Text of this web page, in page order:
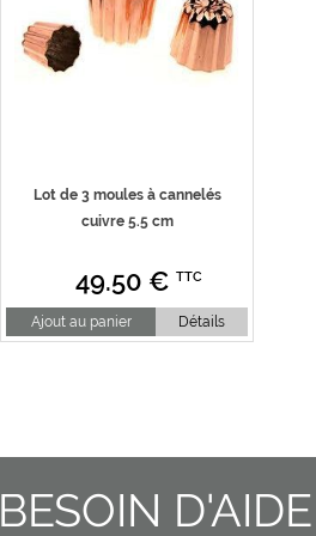
Lot de 3 moules à cannelés
cuivre 5.5 cm
49.50 € TTC
Ajout au panier Détails
BESOIN